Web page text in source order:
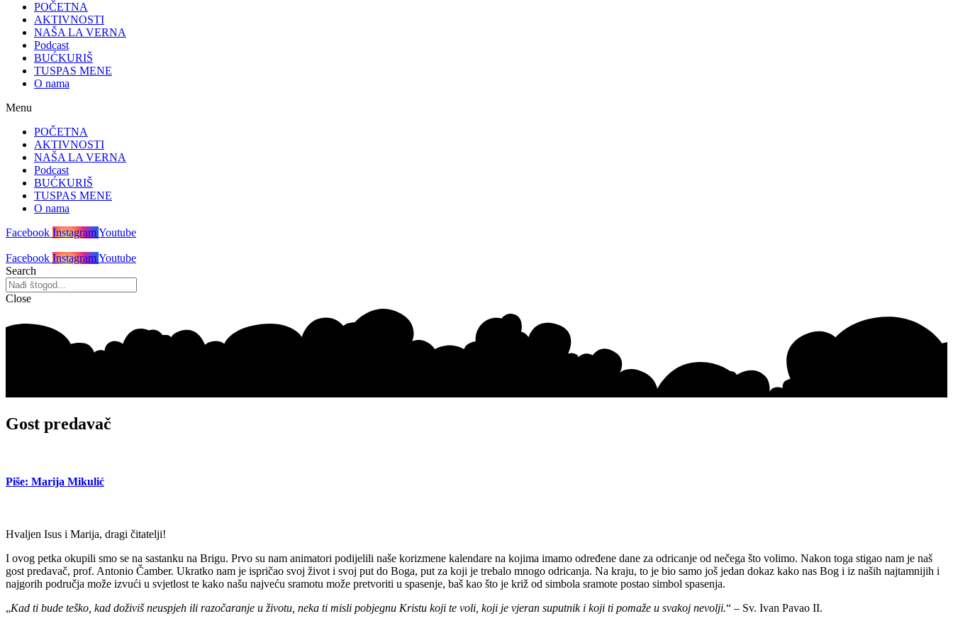
POČETNA
AKTIVNOSTI
NAŠA LA VERNA
Podcast
BUĆKURIŠ
TUSPAS MENE
O nama
Menu
POČETNA
AKTIVNOSTI
NAŠA LA VERNA
Podcast
BUĆKURIŠ
TUSPAS MENE
O nama
Facebook InstagramYoutube
Facebook InstagramYoutube
Search
Close
Gost predavač
Piše: Marija Mikulić
Hvaljen Isus i Marija, dragi čitatelji!
I ovog petka okupili smo se na sastanku na Brigu. Prvo su nam animatori podijelili naše korizmene kalendare na kojima imamo određene dane za odricanje od nečega što volimo. Nakon toga stigao nam je naš
gost predavač, prof. Antonio Čamber. Ukratko nam je ispričao svoj život i svoj put do Boga, put za koji je trebalo mnogo odricanja. Na kraju, to je bio samo još jedan dokaz kako nas Bog i iz naših najtamnijih i
najgorih područja može izvući u svjetlost te kako našu najveću sramotu može pretvoriti u spasenje, baš kao što je križ od simbola sramote postao simbol spasenja.
„Kad ti bude teško, kad doživiš neuspjeh ili razočaranje u životu, neka ti misli pobjegnu Kristu koji te voli, koji je vjeran suputnik i koji ti pomaže u svakoj nevolji.“ – Sv. Ivan Pavao II.